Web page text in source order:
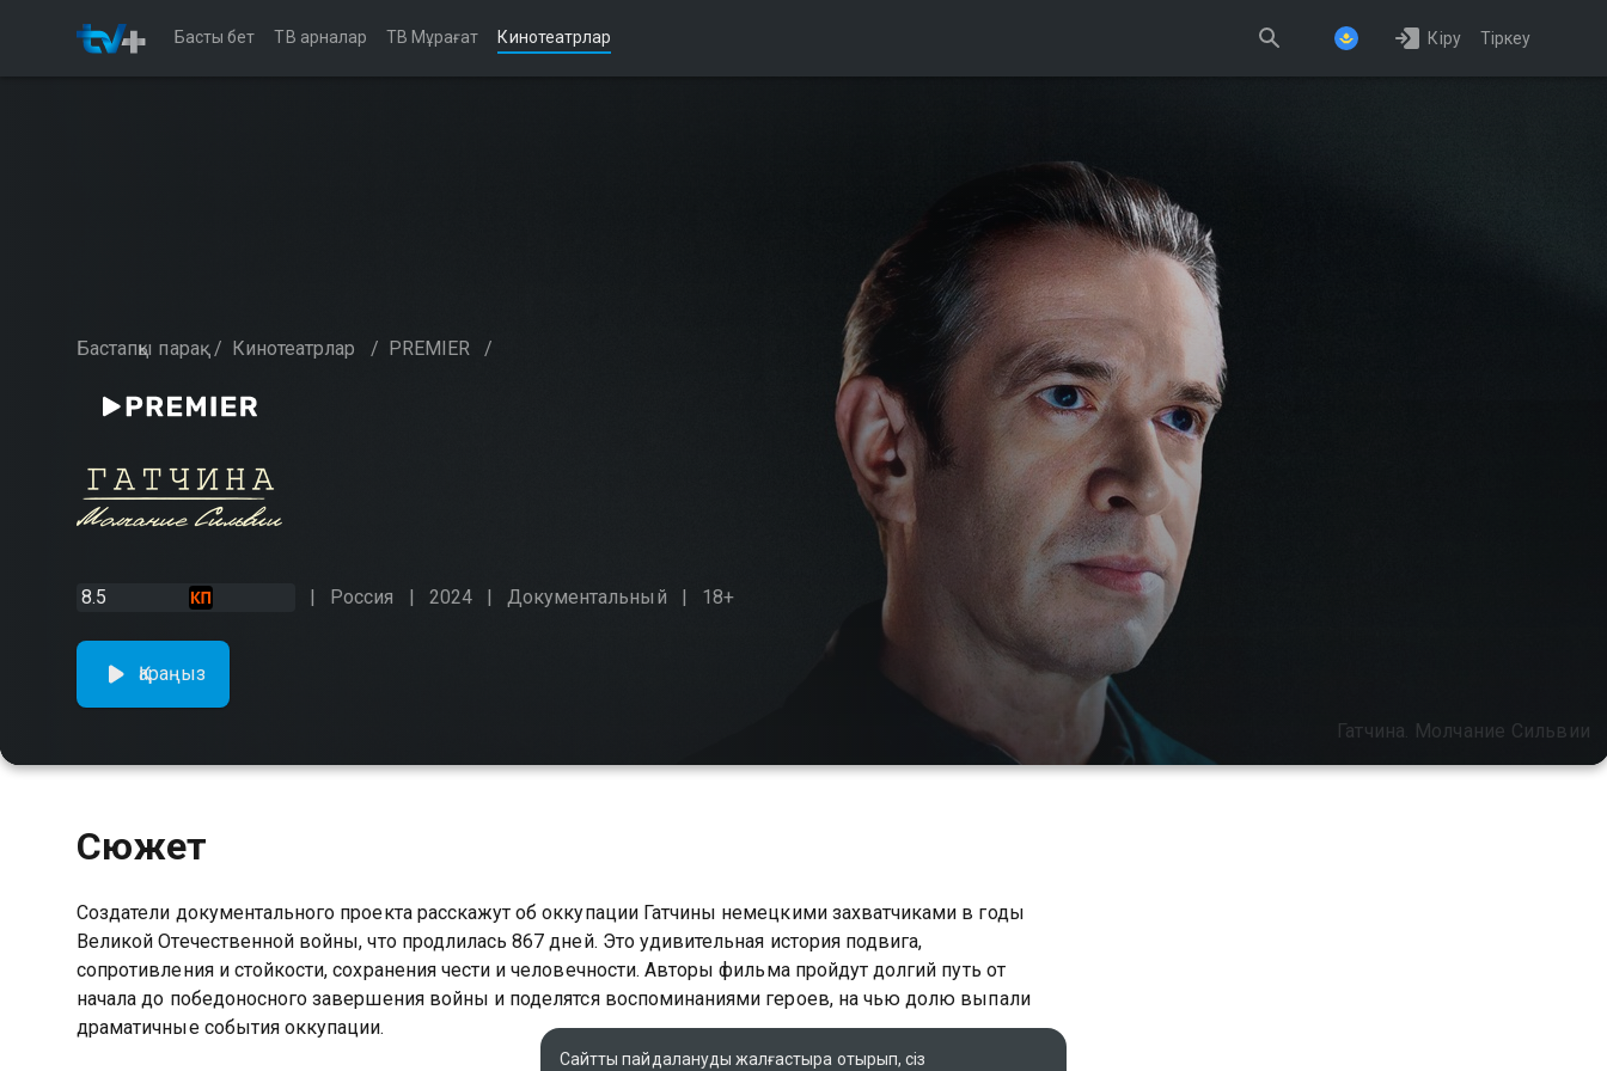
Басты бет ТВ арналар ТВ Мұрағат Кинотеатрлар Кіру Тіркеу
Бастапқы парақ / Кинотеатрлар / PREMIER /
8.5 Россия 2024 Документальный 18+
Гатчина. Молчание Сильвии
Қараңыз
Сюжет
Создатели документального проекта расскажут об оккупации Гатчины немецкими захватчиками в годы
Великой Отечественной войны, что продлилась 867 дней. Это удивительная история подвига,
сопротивления и стойкости, сохранения чести и человечности. Авторы фильма пройдут долгий путь от
начала до победоносного завершения войны и поделятся воспоминаниями героев, на чью долю выпали
драматичные события оккупации.
Сайтты пайдалануды жалғастыра отырып, сіз